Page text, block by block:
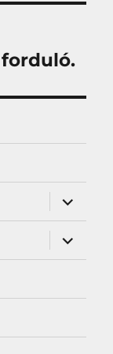
forduló.
almenü
almenü